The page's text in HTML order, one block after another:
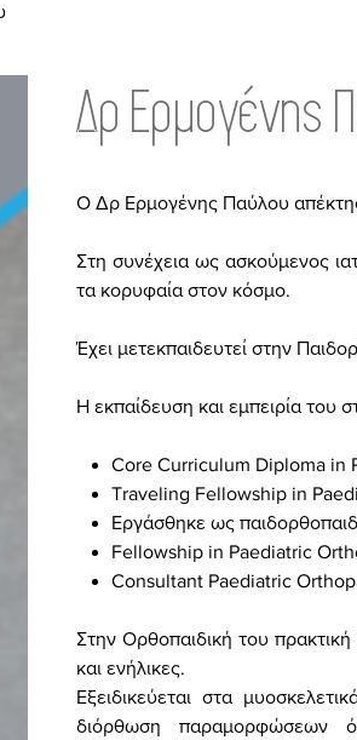
Δρ Ερμογένης
Ο Δρ Ερμογένης Παύλου
Στη συνέχεια ως ασκούμενος
τα κορυφαία στον κόσμο.
Έχει μετεκπαιδευτεί στην
Η εκπαίδευση και εμπειρία του
Core Curriculum Diploma in
Traveling Fellowshipin
Εργάσθηκε ως
Fellowship in Paediatric
Consultant Paediatric
Στην Ορθοπαιδική του
και ενήλικες.
Εξειδικεύεται στα
διόρθωση παραμορφώσεων